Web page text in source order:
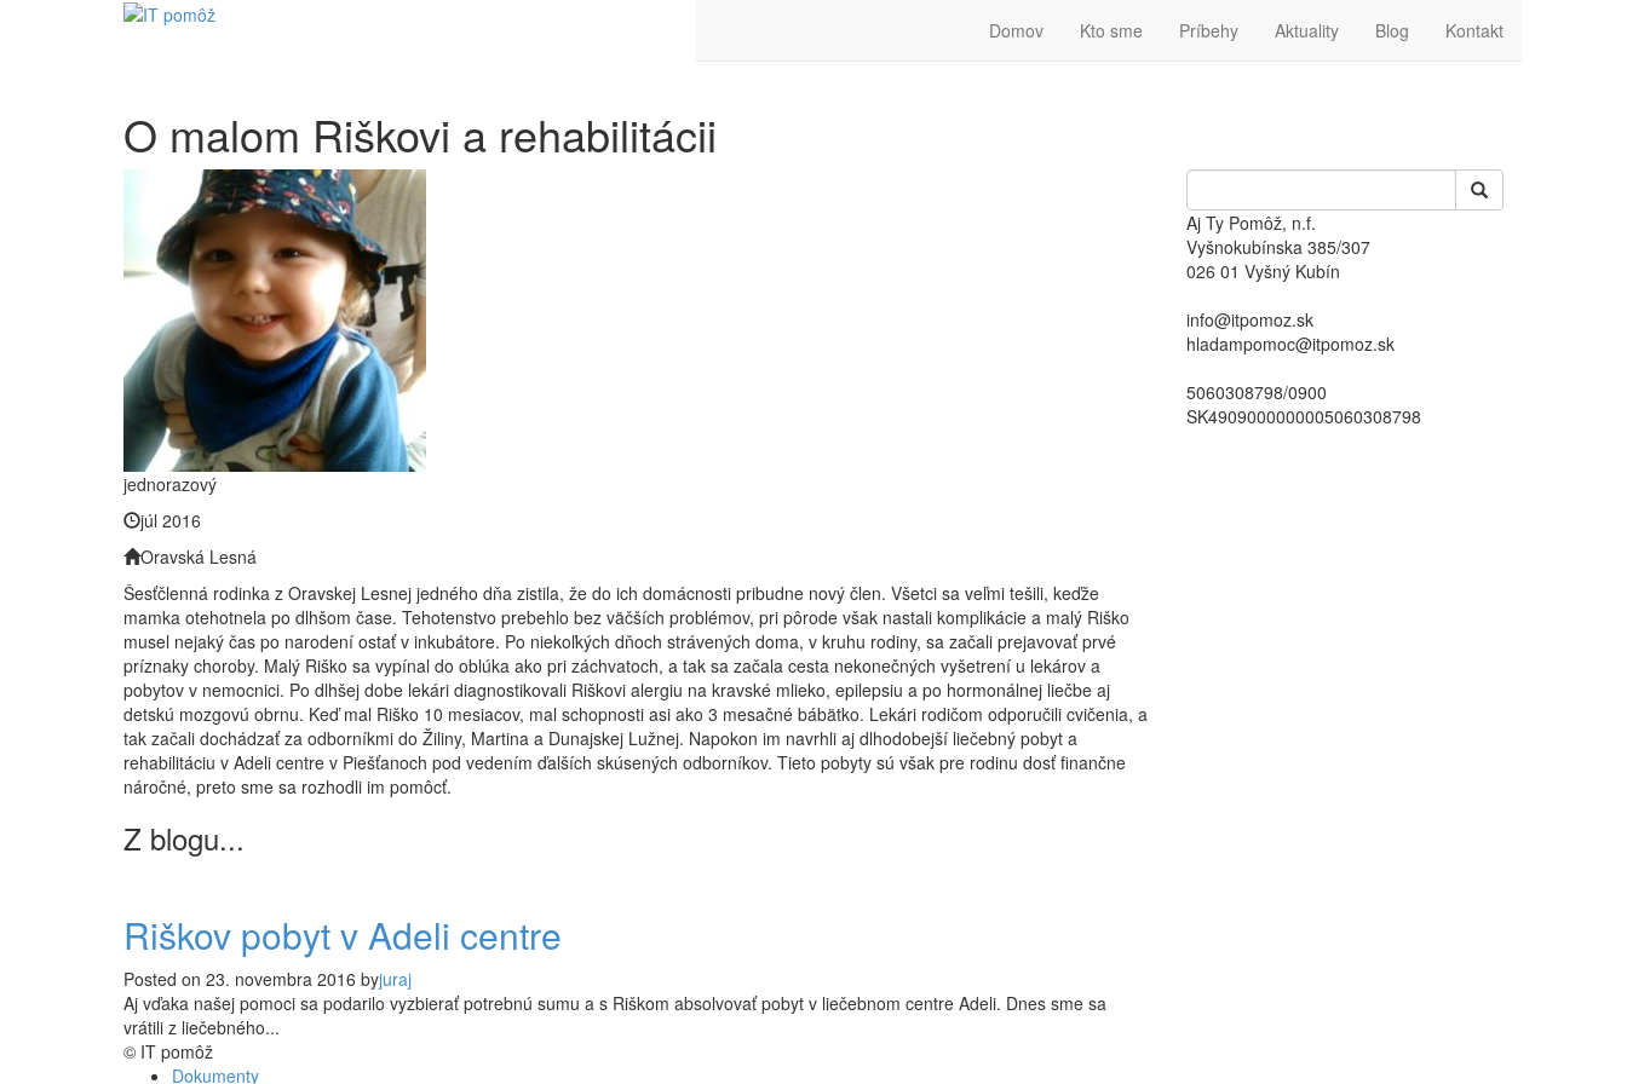
Domov Kto sme Príbehy Aktuality Blog Kontakt
O malom Riškovi a rehabilitácii
jednorazový
júl 2016
Oravská Lesná
Šesťčlenná rodinka z Oravskej Lesnej jedného dňa zistila, že do ich domácnosti pribudne nový člen. Všetci sa veľmi tešili, keďže
mamka otehotnela po dlhšom čase. Tehotenstvo prebehlo bez väčších problémov, pri pôrode však nastali komplikácie a malý Riško
musel nejaký čas po narodení ostať v inkubátore. Po niekoľkých dňoch strávených doma, v kruhu rodiny, sa začali prejavovať prvé
príznaky choroby. Malý Riško sa vypínal do oblúka ako pri záchvatoch, a tak sa začala cesta nekonečných vyšetrení u lekárov a
pobytov v nemocnici. Po dlhšej dobe lekári diagnostikovali Riškovi alergiu na kravské mlieko, epilepsiu a po hormonálnej liečbe aj
detskú mozgovú obrnu. Keď mal Riško 10 mesiacov, mal schopnosti asi ako 3 mesačné bábätko. Lekári rodičom odporučili cvičenia, a
tak začali dochádzať za odborníkmi do Žiliny, Martina a Dunajskej Lužnej. Napokon im navrhli aj dlhodobejší liečebný pobyt a
rehabilitáciu v Adeli centre v Piešťanoch pod vedením ďalších skúsených odborníkov. Tieto pobyty sú však pre rodinu dosť finančne
náročné, preto sme sa rozhodli im pomôcť.
Z blogu...
Riškov pobyt v Adeli centre
Posted on 23. novembra 2016 byjuraj
Aj vďaka našej pomoci sa podarilo vyzbierať potrebnú sumu a s Riškom absolvovať pobyt v liečebnom centre Adeli. Dnes sme sa
vrátili z liečebného...
Aj Ty Pomôž, n.f.
Vyšnokubínska 385/307
026 01 Vyšný Kubín
info@itpomoz.sk
hladampomoc@itpomoz.sk
5060308798/0900
SK4909000000005060308798
© IT pomôž
Dokumenty